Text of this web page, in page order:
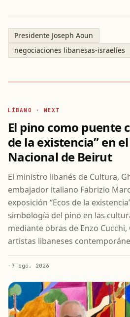
Presidente Joseph Aoun
negociaciones libanesas-israelíes
LÍBANO · NEXT
El pino como puente
de la existencia” en el
Nacional de Beirut
El ministro libanés de Cultura,
embajador italiano Fabrizio
exposición “Ecos de la
simbología del pino en las
mediante obras de Enzo Cucchi,
artistas libaneses
· 7 ago. 2026